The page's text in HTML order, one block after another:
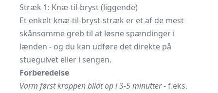
Stræk 1: Knæ-til-bryst (liggende)
Et enkelt knæ-til-bryst-stræk er et af de mest
skånsomme greb til at løsne spændinger i
lænden - og du kan udføre det direkte på
stuegulvet eller i sengen.
Forberedelse
Varm først kroppen blidt op i 3-5 minutter- f.eks.